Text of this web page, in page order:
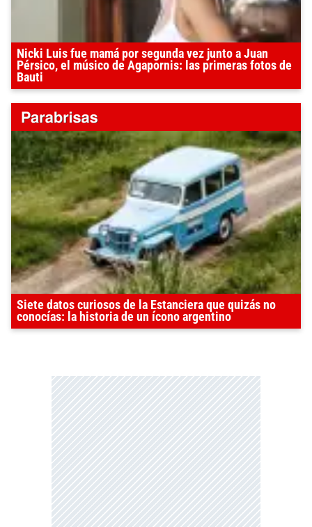
Nicki Luis fue mamá por segunda vez junto a Juan
Pérsico, el músico de Agapornis: las primeras fotos de
Bauti
Siete datos curiosos de la Estanciera que quizás no
conocías: la historia de un ícono argentino